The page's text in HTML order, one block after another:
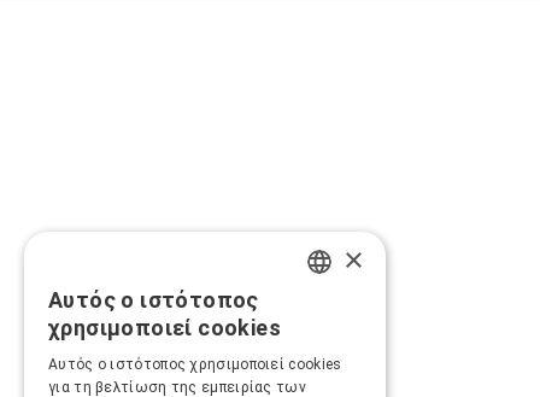
×
Αυτός ο ιστότοπος
χρησιμοποιεί cookies
Αυτός ο ιστότοπος χρησιμοποιεί cookies
για τη βελτίωση της εμπειρίας των